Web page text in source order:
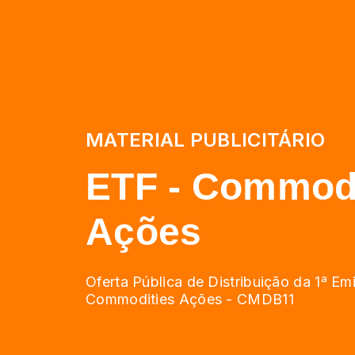
MATERIAL PUBLICITÁRIO
ETF -
Ações
Oferta Pública de Distribuição da 1ª
Commodities Ações - CMDB11